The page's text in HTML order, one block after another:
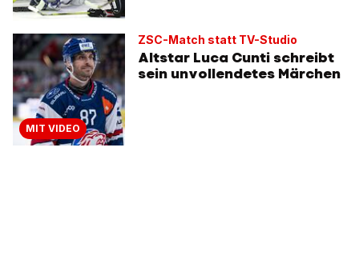
MIT VIDEO
ZSC-Match statt TV-Studio
Altstar Luca Cunti schreibt
sein unvollendetes Märchen